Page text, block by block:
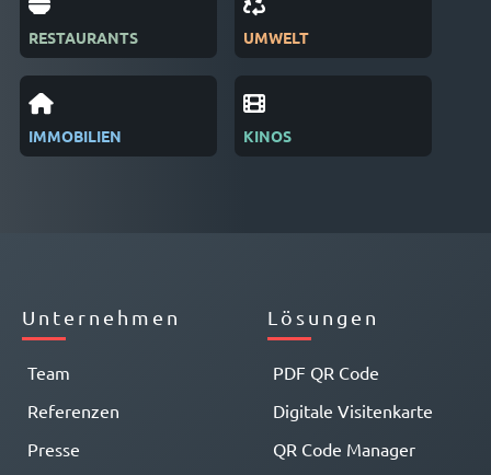
RESTAURANTS
IMMOBILIEN
UMWELT
KINOS
Unternehmen
Team
Referenzen
Presse
Lösungen
PDF QR Code
Digitale Visitenkarte
QR Code Manager